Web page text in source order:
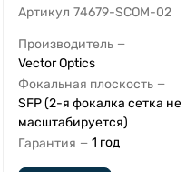
Артикул 74679-SCOM-02
Производитель —
Vector Optics
Фокальная плоскость —
SFP (2-я фокалка сетка не
масштабируется)
Гарантия — 1 год